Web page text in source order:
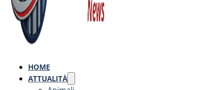
HOME
ATTUALITÀ